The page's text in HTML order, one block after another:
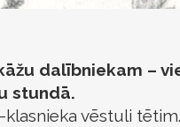
dalībniekam –
stundā.
klasnieka vēstuli